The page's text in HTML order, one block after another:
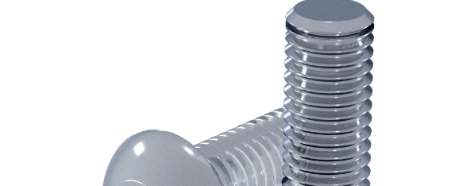
Алюминиевые промышленные
ограждения